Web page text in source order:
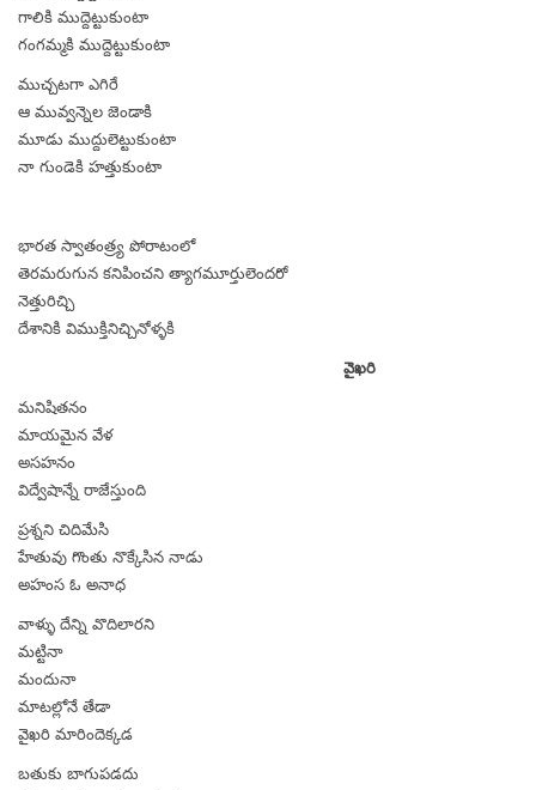
గాలికి ముద్దెట్టుకుంటా
గంగమ్మకి ముద్దెట్టుకుంటా
ముచ్చటగా ఎగిరే
ఆ మువ్వన్నెల జెండాకి
మూడు ముద్దులెట్టుకుంటా
నా గుండెకి హత్తుకుంటా
భారత స్వాతంత్ర్య పోరాటంలో
తెరమరుగున కనిపించని త్యాగమూర్తులెందరో
నెత్తురిచ్చి
దేశానికి విముక్తినిచ్చినోళ్ళకి
వైఖరి
మనిషితనం
మాయమైన వేళ
అసహనం
విద్వేషాన్నే రాజేస్తుంది
ప్రశ్నని చిదిమేసి
హేతువు గొంతు నొక్కేసిన నాడు
అహంస ఓ అనాధ
వాళ్ళు దేన్ని వొదిలారని
మట్టినా
మందునా
మాటల్లోనే తేడా
వైఖరి మారిందెక్కడ
బతుకు బాగుపడదు